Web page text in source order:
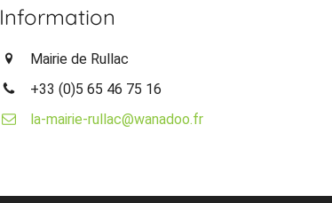
Information
Mairie de Rullac
+33 (0)5 65 46 75 16
la-mairie-rullac@wanadoo.fr